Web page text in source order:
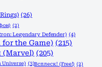
(26)
(2)
Legendary Defender) (4)
for the Game) (215)
(Marvel) (205)
Universe) (3)Всплеск! (Free!) (2)